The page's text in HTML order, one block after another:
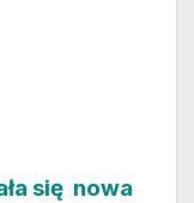
się nowa